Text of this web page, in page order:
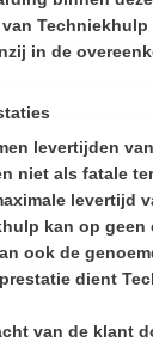
in de
levertijden
niet als fatale
levertijd
kan op
ook de
dient
van de klant